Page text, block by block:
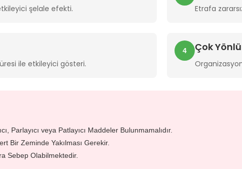
şelale efekti. Etrafa
ile etkileyici gösteri.
4 Çok
Parlayıcı veya Patlayıcı Maddeler Bulunmamalıdır.
Bir Zeminde Yakılması Gerekir.
Sebep Olabilmektedir.